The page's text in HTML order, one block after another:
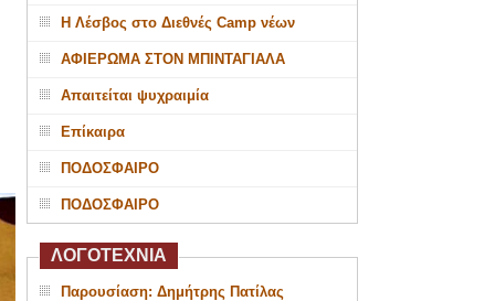
Η Λέσβος στο Διεθνές Camp νέων
ΑΦΙΕΡΩΜΑ ΣΤΟΝ ΜΠΙΝΤΑΓΙΑΛΑ
Απαιτείται ψυχραιμία
Επίκαιρα
ΠΟΔΟΣΦΑΙΡΟ
ΠΟΔΟΣΦΑΙΡΟ
ΛΟΓΟΤΕΧΝΙΑ
Παρουσίαση: Δημήτρης Πατίλας